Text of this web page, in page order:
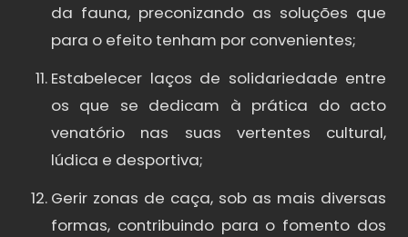
da fauna, preconizando as soluções que
para o efeito tenham por convenientes;
Estabelecer laços de solidariedade entre
os que se dedicam à prática do acto
venatório nas suas vertentes cultural,
lúdica e desportiva;
Gerir zonas de caça, sob as mais diversas
formas, contribuindo para o fomento dos